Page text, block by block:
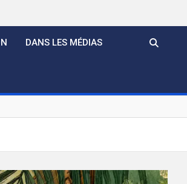
DANS LES MÉDIAS